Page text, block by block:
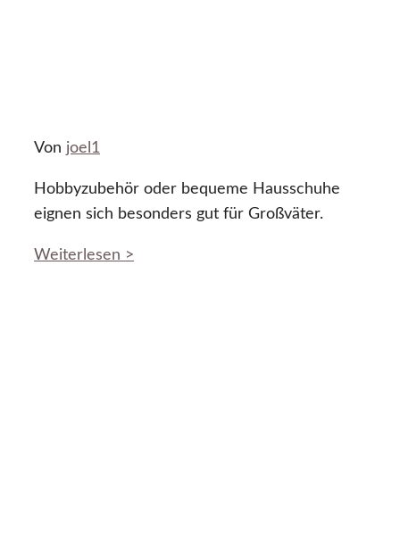
Von joel1
Hobbyzubehör oder bequeme Hausschuhe
eignen sich besonders gut für Großväter.
Weiterlesen >